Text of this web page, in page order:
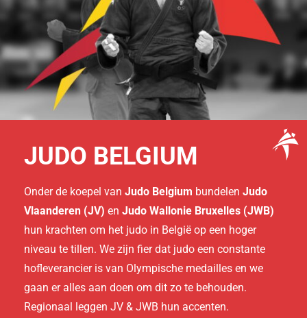
JUDO BELGIUM
Onder de koepel van Judo Belgium bundelen Judo
Vlaanderen (JV) en Judo Wallonie Bruxelles (JWB)
hun krachten om het judo in België op een hoger
niveau te tillen. We zijn fier dat judo een constante
hofleverancier is van Olympische medailles en we
gaan er alles aan doen om dit zo te behouden.
Regionaal leggen JV & JWB hun accenten.